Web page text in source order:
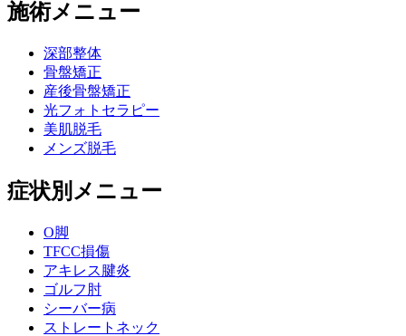
施術メニュー
深部整体
骨盤矯正
産後骨盤矯正
光フォトセラピー
美肌脱毛
メンズ脱毛
症状別メニュー
O脚
TFCC損傷
アキレス腱炎
ゴルフ肘
シーバー病
ストレートネック